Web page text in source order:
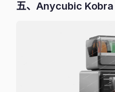
五、Anycubic